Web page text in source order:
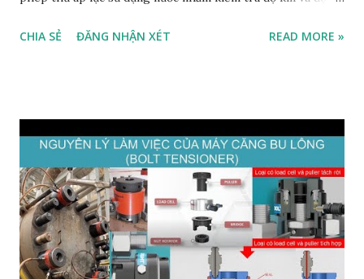
từ nhiều nguyên nhân khác nhau, như khuyết tật vật liệu, nứt
hư hỏng trong thử thủy lực 1. Khuyết tật vật liệu (Material
Flaws): Ngay cả vật liệu chất lượng cao cũng có thể tồn tại
các khuyết tật như tạp chất, lớp phân tách (lamination) hoặc
tạp nhiễm, có thể gây phá hỏng khi chịu áp lực. 2. Rỗ khí
(Porosity): Công nghệ hàn hoặc chế tạo kém có thể tạo ra
rỗ khí — các lỗ nhỏ hoặc khoảng rỗng trong vật liệu — làm
tăng nguy cơ rò rỉ. 3. Nứt mỏi (Fatigue Cracks): Sự lặp lại của
CHIA SẺ ĐĂNG NHẬN XÉT READ MORE »